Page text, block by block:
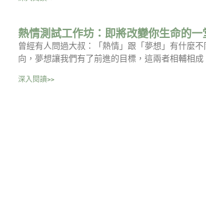
熱情測試工作坊：即將改變你生命的一
曾經有人問過大叔：「熱情」跟「夢想」有什麼
向，夢想讓我們有了前進的目標，這兩者相輔相成
深入閱讀>>